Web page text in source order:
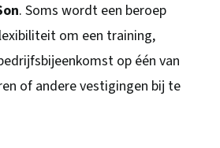
. Soms wordt een beroep
om een training,
op één van
of andere vestigingen bij te